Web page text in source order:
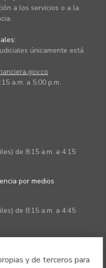
y de terceros para
a los servicios o a la
únicamente está
a.m. a 5:00 p.m.
de 8:15 a.m. a 4:15
por medios
de 8:15 a.m. a 4:45